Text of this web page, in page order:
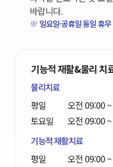
바랍니다.
※ 일요일·공휴일 동일 휴무
기능적 재활&물리 치
물리치료
평일
오전 09:00
토요일
오전 09:00
기능적 재활치료
평일
오전 09:00